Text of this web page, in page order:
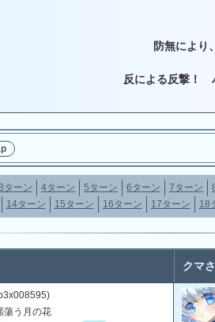
防無により
反による反撃！
ターン 4ターン 5ターン 6ターン 7ターン
14ターン 15ターン 16ターン 17ターン 18
クマ
蕩う月の花